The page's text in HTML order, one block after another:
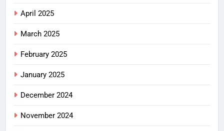
April 2025
March 2025
February 2025
January 2025
December 2024
November 2024